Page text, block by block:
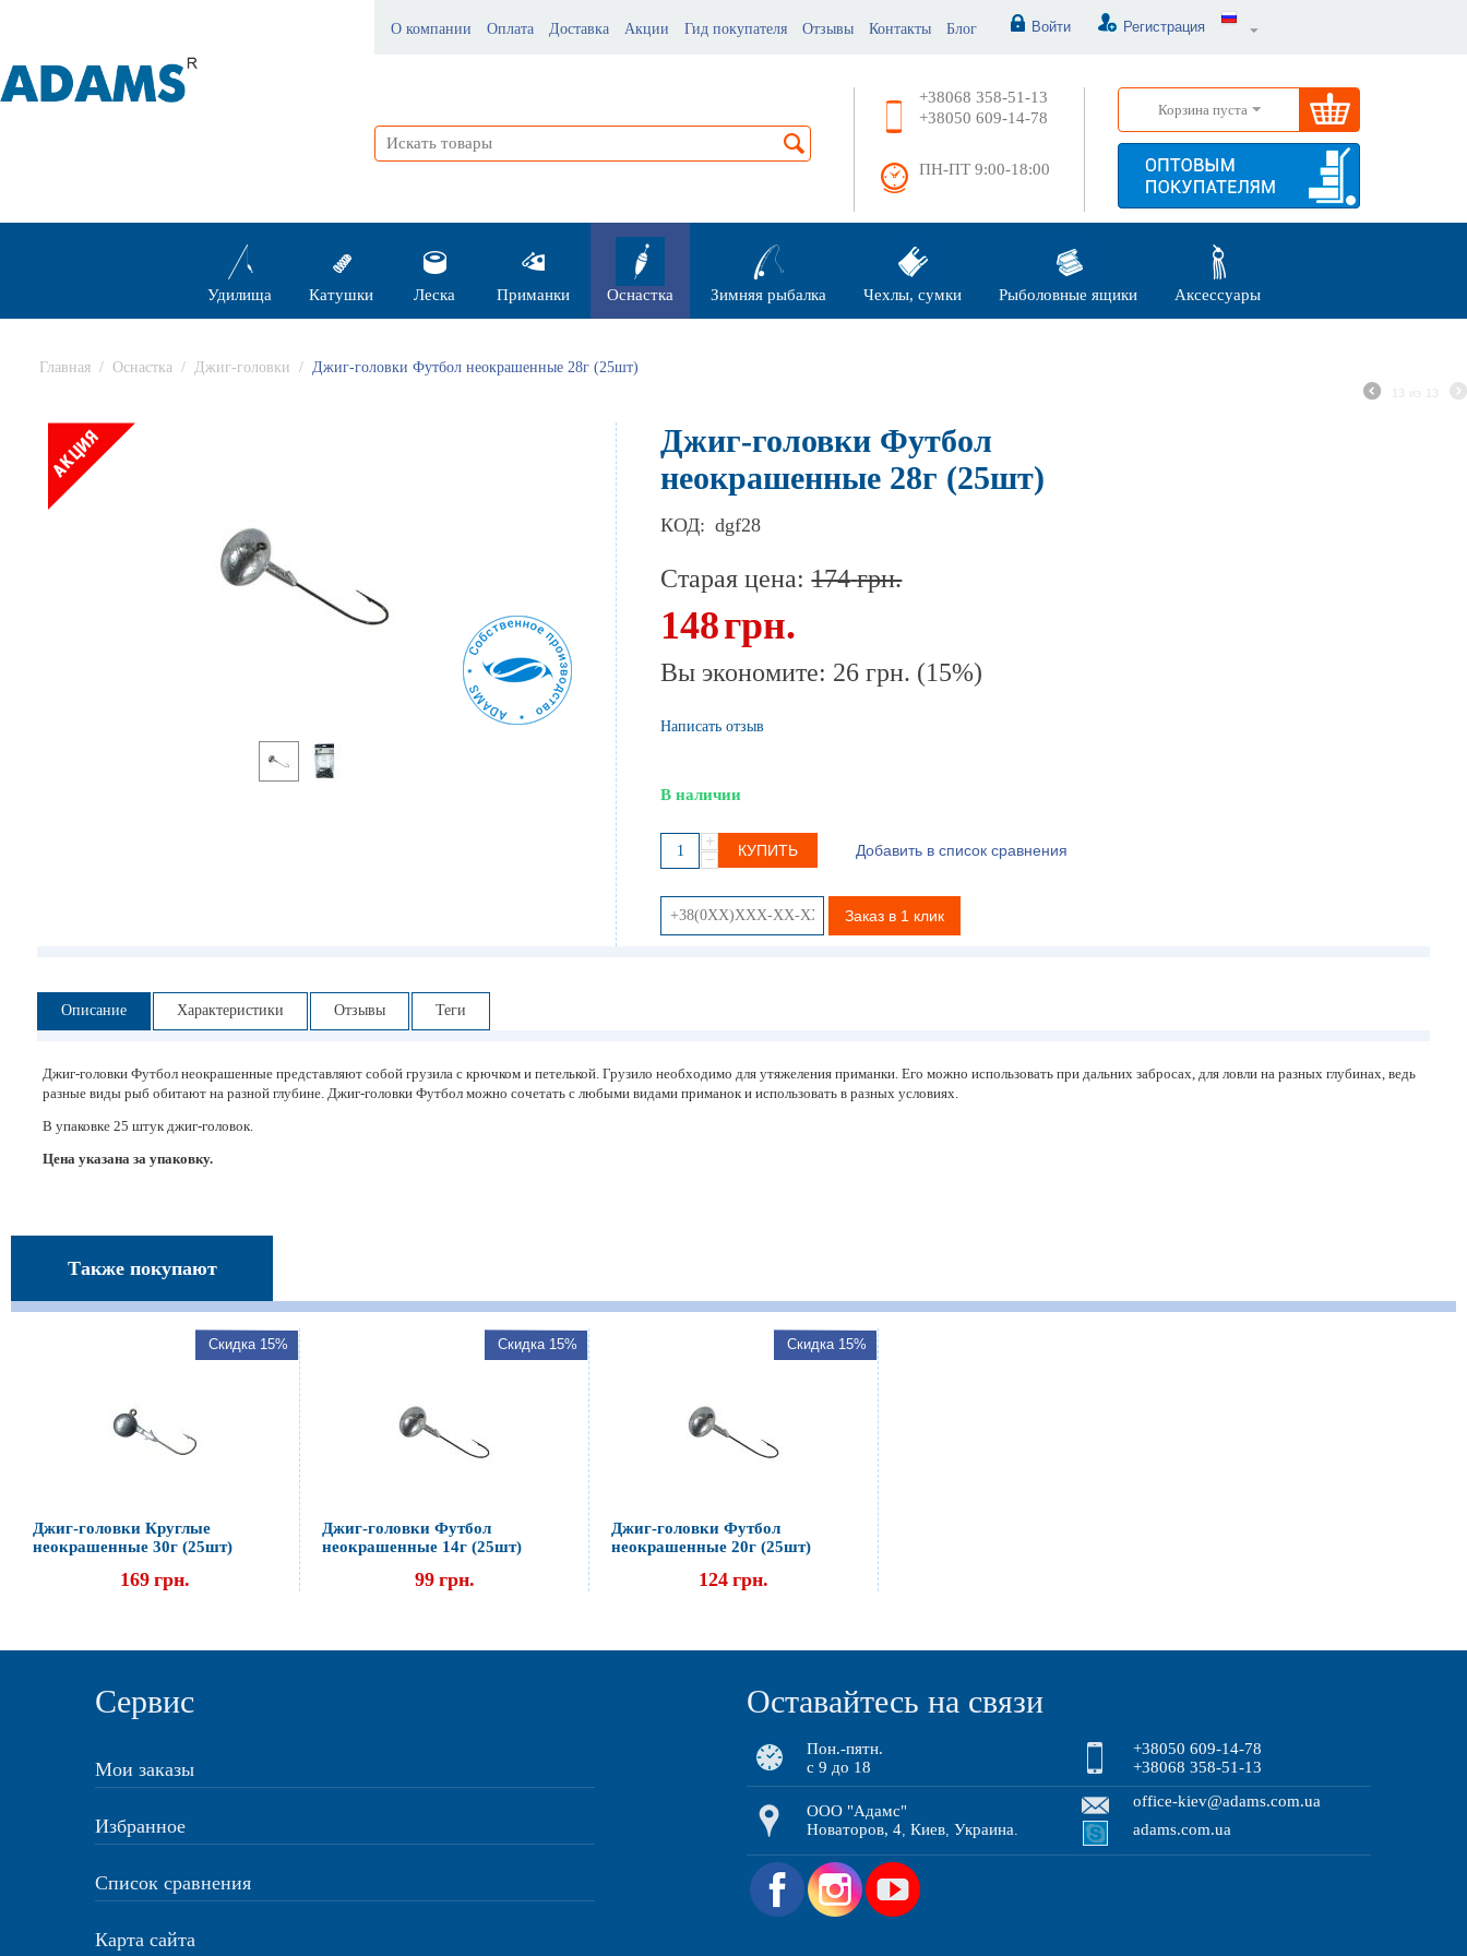
О компании Оплата Доставка Акции Гид покупателя Отзывы Контакты Блог Войти Регистрация
+38068 358-51-13
+38050 609-14-78
ПН-ПТ 9:00-18:00
Корзина пуста
Удилища Катушки Леска Приманки Оснастка Зимняя рыбалка Чехлы, сумки Рыболовные ящики Аксессуары
Главная / Оснастка / Джиг-головки / Джиг-головки Футбол неокрашенные 28г (25шт)
13 13
Джиг-головки Футбол
неокрашенные 28г (25шт)
КОД: dgf28
Старая цена:174 грн.
148грн.
Вы экономите: 26 грн. (15%)
Написать отзыв
В наличии
+
−
КУПИТЬ Добавить в список сравнения
Заказ в 1 клик
Описание Характеристики Отзывы Теги
Джиг-головки Футбол неокрашенные представляют собой грузила с крючком и петелькой. Грузило необходимо для утяжеления приманки. Его можно использовать при дальних забросах, для ловли на разных глубинах, ведь
разные виды рыб обитают на разной глубине. Джиг-головки Футбол можно сочетать с любыми видами приманок и использовать в разных условиях.
В упаковке 25 штук джиг-головок.
Цена указана за упаковку.
Также покупают
Скидка 15%
Джиг-головки Круглые
неокрашенные 30г (25шт)
169 грн.
Скидка 15%
Джиг-головки Футбол
неокрашенные 14г (25шт)
99 грн.
Скидка 15%
Джиг-головки Футбол
неокрашенные 20г (25шт)
124 грн.
Сервис
Мои заказы
Избранное
Список сравнения
Карта сайта
Оставайтесь на связи
Пон.-пятн.
с 9 до 18
+38050 609-14-78
+38068 358-51-13
ООО "Адамс"
Новаторов, 4,Киев,Украина.
office-kiev@adams.com.ua
adams.com.ua
.